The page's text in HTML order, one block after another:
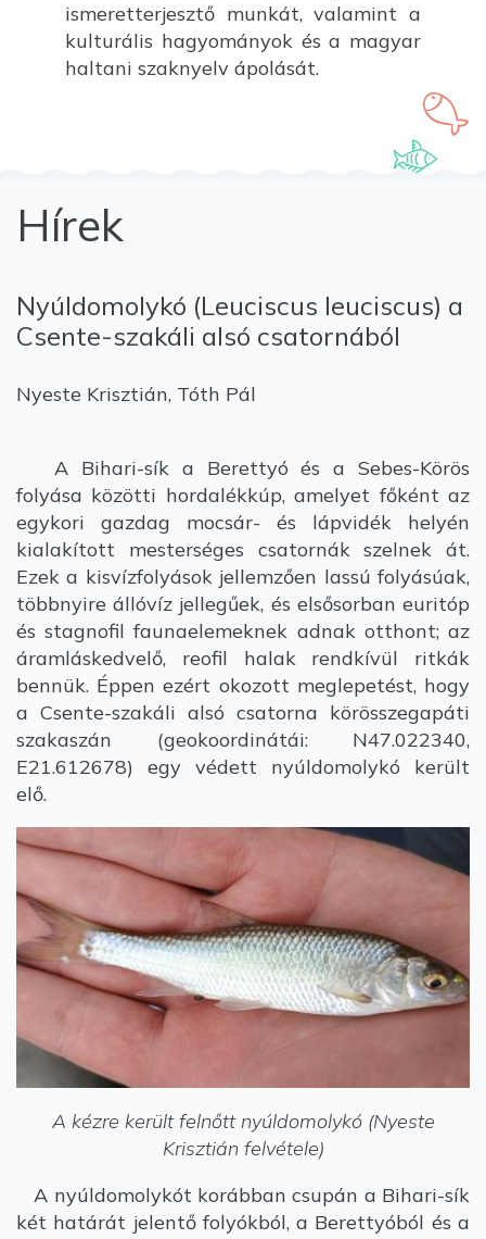
ismeretterjesztő munkát, valamint a
kulturális hagyományok és a magyar
haltani szaknyelv ápolását.
Hírek
Nyúldomolykó (Leuciscus leuciscus) a
Csente-szakáli alsó csatornából
Nyeste Krisztián, Tóth Pál
A Bihari-sík a Berettyó és a Sebes-Körös
folyása közötti hordalékkúp, amelyet főként az
egykori gazdag mocsár- és lápvidék helyén
kialakított mesterséges csatornák szelnek át.
Ezek a kisvízfolyások jellemzően lassú folyásúak,
többnyire állóvíz jellegűek, és elsősorban euritóp
és stagnofil faunaelemeknek adnak otthont; az
áramláskedvelő, reofil halak rendkívül ritkák
bennük. Éppen ezért okozott meglepetést, hogy
a Csente-szakáli alsó csatorna körösszegapáti
szakaszán (geokoordinátái: N47.022340,
E21.612678) egy védett nyúldomolykó került
elő.
A kézre került felnőtt nyúldomolykó (Nyeste
Krisztián felvétele)
A nyúldomolykót korábban csupán a Bihari-sík
két határát jelentő folyókból, a Berettyóból és a